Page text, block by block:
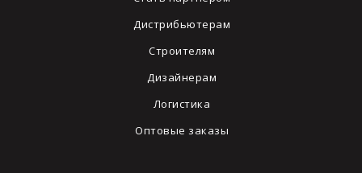
Дистрибьютерам
Строителям
Дизайнерам
Логистика
Оптовые заказы